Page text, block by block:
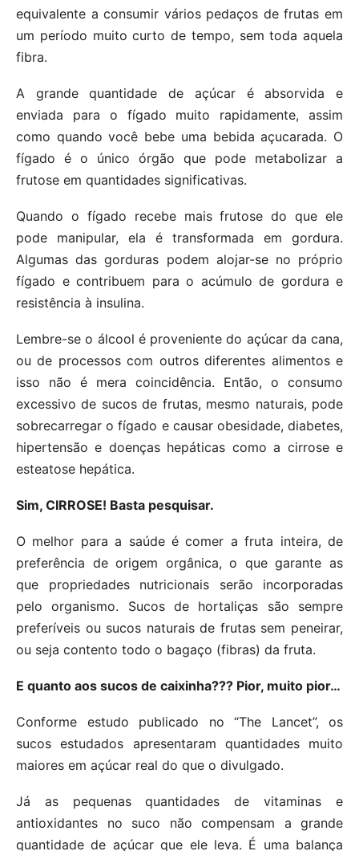
equivalente a consumir vários pedaços de frutas em
um período muito curto de tempo, sem toda aquela
fibra.
A grande quantidade de açúcar é absorvida e
enviada para o fígado muito rapidamente, assim
como quando você bebe uma bebida açucarada. O
fígado é o único órgão que pode metabolizar a
frutose em quantidades significativas.
Quando o fígado recebe mais frutose do que ele
pode manipular, ela é transformada em gordura.
Algumas das gorduras podem alojar-se no próprio
fígado e contribuem para o acúmulo de gordura e
resistência à insulina.
Lembre-se o álcool é proveniente do açúcar da cana,
ou de processos com outros diferentes alimentos e
isso não é mera coincidência. Então, o consumo
excessivo de sucos de frutas, mesmo naturais, pode
sobrecarregar o fígado e causar obesidade, diabetes,
hipertensão e doenças hepáticas como a cirrose e
esteatose hepática.
Sim, CIRROSE! Basta pesquisar.
O melhor para a saúde é comer a fruta inteira, de
preferência de origem orgânica, o que garante as
que propriedades nutricionais serão incorporadas
pelo organismo. Sucos de hortaliças são sempre
preferíveis ou sucos naturais de frutas sem peneirar,
ou seja contento todo o bagaço (fibras) da fruta.
E quanto aos sucos de caixinha??? Pior, muito pior…
Conforme estudo publicado no “The Lancet”, os
sucos estudados apresentaram quantidades muito
maiores em açúcar real do que o divulgado.
Já as pequenas quantidades de vitaminas e
antioxidantes no suco não compensam a grande
quantidade de açúcar que ele leva. É uma balança